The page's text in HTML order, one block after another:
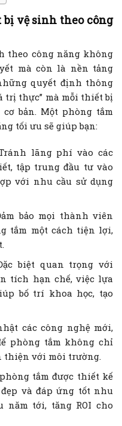
vệ sinh theo công
theo công năng không
mà còn là nền tảng
quyết định thông
trị thực” mà mỗi thiết bị
bản. Một phòng tắm
tối ưu sẽ giúp bạn:
lãng phí vào các
tập trung đầu tư vào
với nhu cầu sử dụng
bảo mọi thành viên
tắm một cách tiện lợi,
biệt quan trọng với
tích hạn chế, việc lựa
bố trí khoa học, tạo
các công nghệ mới,
phòng tắm không chỉ
thiện với môi trường.
tắm được thiết kế
và đáp ứng tốt nhu
năm tới, tăng ROI cho